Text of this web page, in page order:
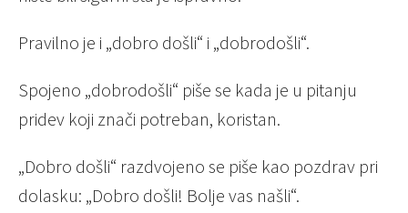
Pravilno je i „dobro došli“ i „dobrodošli“.
Spojeno „dobrodošli“ piše se kada je u pitanju
pridev koji znači potreban, koristan.
„Dobro došli“ razdvojeno se piše kao pozdrav pri
dolasku: „Dobro došli! Bolje vas našli“.